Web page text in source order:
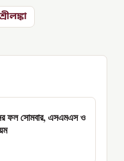
শ্রীলঙ্কা
ফল সোমবার, এসএমএস ও